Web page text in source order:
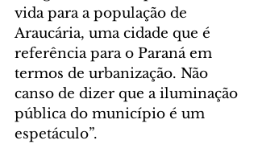
vida para a população de
Araucária, uma cidade que é
referência para o Paraná em
termos de urbanização. Não
canso de dizer que a iluminação
pública do município é um
espetáculo”.